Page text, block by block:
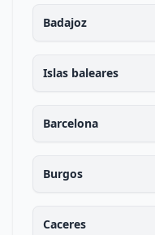
Badajoz
Islas baleares
Barcelona
Burgos
Caceres